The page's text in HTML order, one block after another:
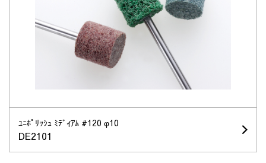
ﾕﾆﾎﾟﾘｯｼｭ ﾐﾃﾞｨｱﾑ #120 φ10
DE2101